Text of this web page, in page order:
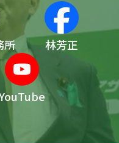
所 林芳正